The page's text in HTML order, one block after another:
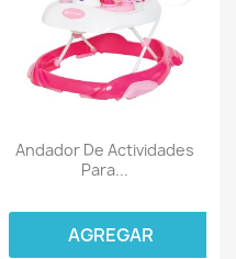
Andador De Actividades
Para...
AGREGAR